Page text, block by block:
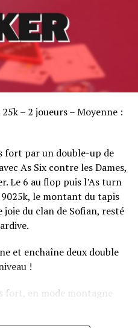
– 2 joueurs – Moyenne :
fort par un double-up de
As Six contre les Dames,
Le 6 au flop puis l’As turn
le montant du tapis
joie du clan de Sofian, resté
et enchaîne deux double
!
fort, en mode montagne